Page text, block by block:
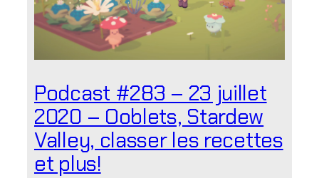
Podcast #283 – 23 juillet
2020 – Ooblets, Stardew
Valley, classer les recettes
et plus!